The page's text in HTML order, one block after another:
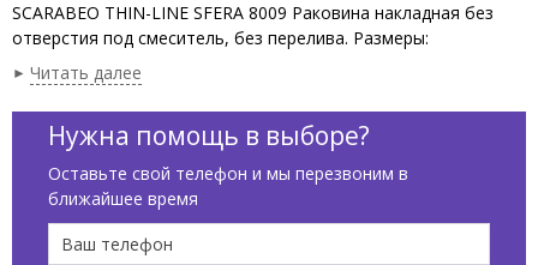
SCARABEO THIN-LINE SFERA 8009 Раковина накладная без
отверстия под смеситель, без перелива. Размеры:
39,5x39,5x15h см. Рекомендуется установка на столешницу.
Цвет Сланцево-серый / Ardesia.
Читать далее
Нужна помощь в выборе?
Оставьте свой телефон и мы перезвоним в
ближайшее время